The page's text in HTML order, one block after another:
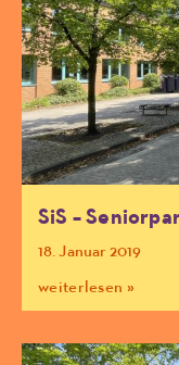
SiS –
18. Januar 2019
weiterlesen »